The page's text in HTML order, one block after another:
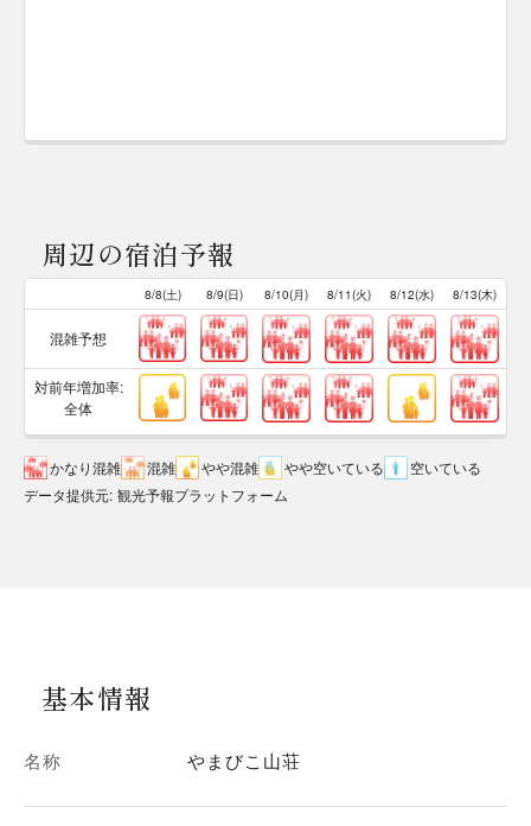
周辺の宿泊予報
8/8(土) 8/9(日) 8/10(月) 8/11(火) 8/12(水) 8/13(木)
混雑予想
対前年増加率:
全体
かなり混雑 混雑 やや混雑 やや空いている
空いている
データ提供元: 観光予報プラットフォーム
基本情報
名称 やまびこ山荘